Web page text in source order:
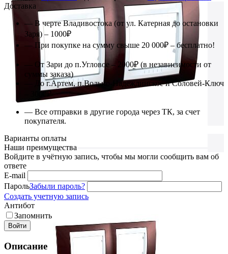
Доставка
— В черте Владивостока (от ул. Катерная до остановки
Заря) – 1000₽
— При покупке на сумму свыше 20 000₽ – бесплатно!
— От Зари до п.Угловое – 2000₽ (в независимости от
суммы заказа)
— До г.Артем, п.Вольно-Надеждинское и Соловей-Ключ
– 3000₽
— Все отправки в другие города через ТК, за счет
покупателя.
Варианты оплаты
Наши преимущества
Войдите в учётную запись, чтобы мы могли сообщить вам об
ответе
E-mail
ПарольЗабыли пароль?
Создать учетную запись
Антибот
Запомнить
Войти
Описание